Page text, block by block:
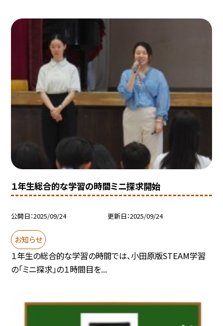
１年生総合的な学習の時間ミニ探求開始
公開日 2025/09/24 更新日 2025/09/24
お知らせ
１年生の総合的な学習の時間では、小田原版STEAM学習
の「ミニ探求」の１時間目を...